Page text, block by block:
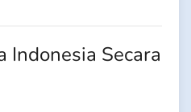
Indonesia Secara